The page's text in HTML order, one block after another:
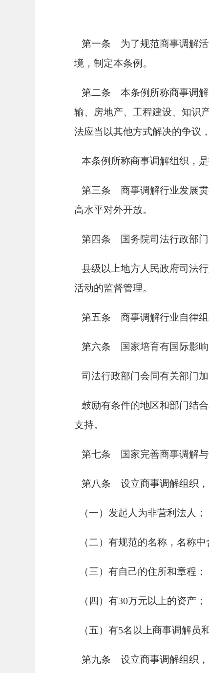
商事
第一条 为了规范商事调解活
境，制定本条例。
第二条 本条例所称商事调解
输、房地产、工程建设、知识
法应当以其他方式解决的争议
本条例所称商事调解组织，
第三条 商事调解行业发展贯
高水平对外开放。
第四条 国务院司法行政部门
县级以上地方人民政府司法
活动的监督管理。
第五条 商事调解行业自律组
第六条 国家培育有国际影响
司法行政部门会同有关部门
鼓励有条件的地区和部门结
支持。
第七条 国家完善商事调解与
第八条 设立商事调解组织，
（一）发起人为非营利法人；
（二）有规范的名称，名称中
（三）有自己的住所和章程；
（四）有30万元以上的资产；
（五）有5名以上商事调解员
第九条 设立商事调解组织，